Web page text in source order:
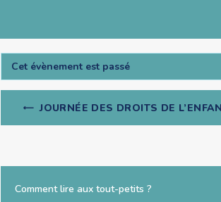
Cet évènement est passé
Navigation
Évènement
JOURNÉE DES DROITS DE
Comment lire aux tout-petits ?